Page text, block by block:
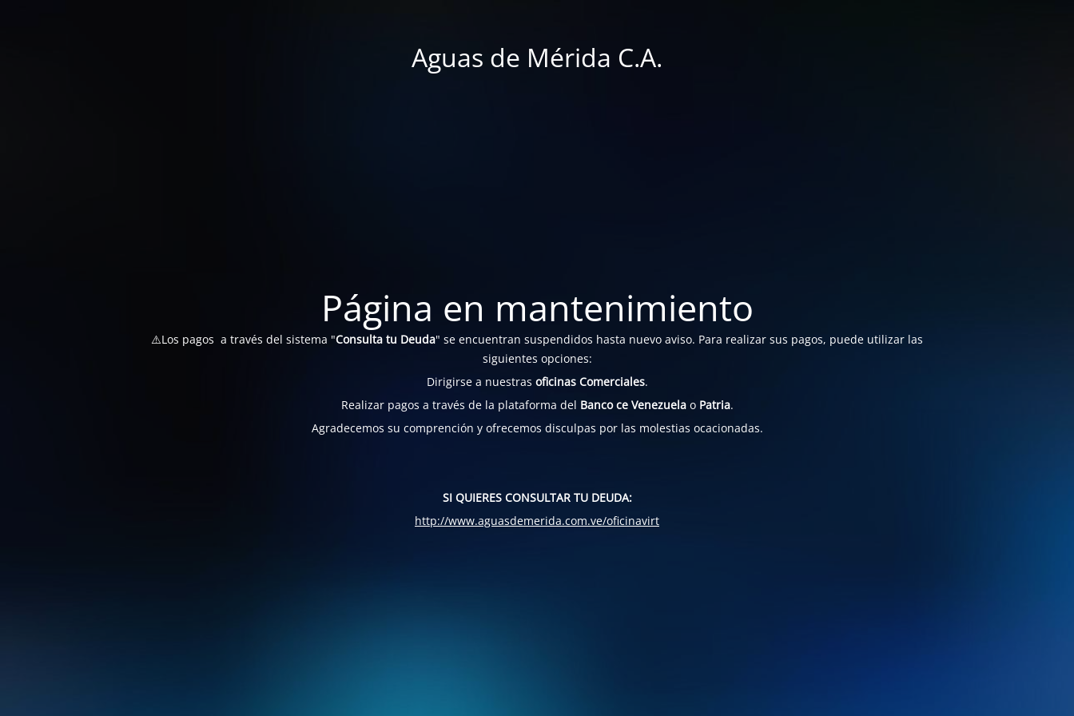
Aguas de Mérida C.A.
Página en mantenimiento
⚠️Los pagos a través del sistema "Consulta tu Deuda" se encuentran suspendidos hasta nuevo aviso. Para realizar sus pagos, puede utilizar las
siguientes opciones:
Dirigirse a nuestras oficinas Comerciales.
Realizar pagos a través de la plataforma del Banco ce Venezuelao Patria.
Agradecemos su comprención y ofrecemos disculpas por las molestias ocacionadas.
SI QUIERES CONSULTAR TU DEUDA:
http://www.aguasdemerida.com.ve/oficinavirt